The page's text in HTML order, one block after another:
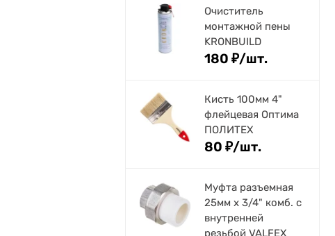
Очиститель
монтажной пены
KRONBUILD
180 ₽/шт.
Кисть 100мм 4"
флейцевая Оптима
ПОЛИТЕХ
80 ₽/шт.
Муфта разъемная
25мм х 3/4" комб. с
внутренней
резьбой VALFEX